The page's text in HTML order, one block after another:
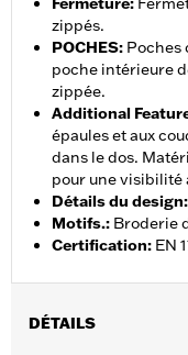
zippés.
POCHES: Poches
poche intérieure
zippée.
Additional
épaules et aux
dans le dos.
pour une visibilité
Détails du design:
Motifs.: Broderie
Certification: EN
DÉTAILS